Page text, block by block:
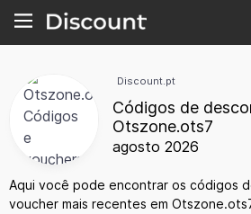
Discount.pt
Códigos de
Otszone.ots7
agosto 2026
Aqui você pode encontrar os códigos
voucher mais recentes em